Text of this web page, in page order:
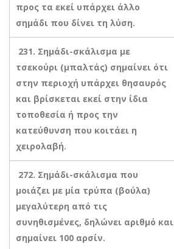
προς τα εκεί υπάρχει άλλο
σημάδι που δίνει τη λύση.
231. Σημάδι-σκάλισμα με
τσεκούρι (μπαλτάς) σημαίνει ότι
στην περιοχή υπάρχει θησαυρός
και βρίσκεται εκεί στην ίδια
τοποθεσία ή προς την
κατεύθυνση που κοιτάει η
χειρολαβή.
272. Σημάδι-σκάλισμα που
μοιάζει με μία τρύπα (βούλα)
μεγαλύτερη από τις
συνηθισμένες, δηλώνει αριθμό και
σημαίνει 100 αρσίν.